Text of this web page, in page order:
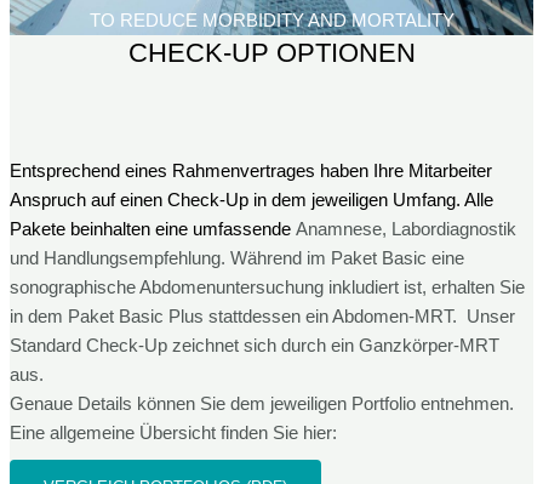
TO REDUCE MORBIDITY AND MORTALITY
CHECK-UP OPTIONEN
Entsprechend eines Rahmenvertrages haben Ihre Mitarbeiter
Anspruch auf einen Check-Up in dem jeweiligen Umfang. Alle
Pakete beinhalten eine umfassende Anamnese, Labordiagnostik
und Handlungsempfehlung. Während im Paket Basic eine
sonographische Abdomenuntersuchung inkludiert ist, erhalten Sie
in dem Paket Basic Plus stattdessen ein Abdomen-MRT. Unser
Standard Check-Up zeichnet sich durch ein Ganzkörper-MRT
aus.
Genaue Details können Sie dem jeweiligen Portfolio entnehmen.
Eine allgemeine Übersicht finden Sie hier: